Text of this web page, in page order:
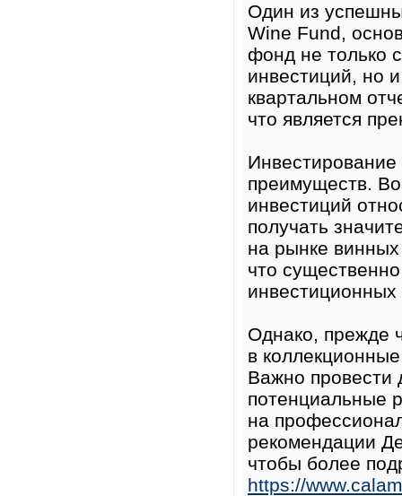
Один из
Wine Fund,
фонд не только
инвестиций, но
квартальном
что является
Инвестирование
преимуществ.
инвестиций
получать
на рынке винных
что
Однако, прежде
в
Важно провести
потенциальные
на
рекомендации
чтобы более
https://